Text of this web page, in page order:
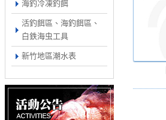
海釣冷凍釣餌
活釣餌區、海釣餌區、
白鉄海虫工具
新竹地區潮水表